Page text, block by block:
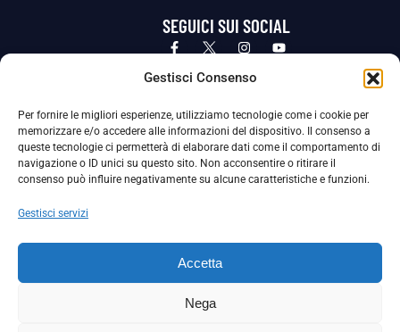
Gestisci Consenso
Per fornire le migliori esperienze, utilizziamo tecnologie come i cookie per
memorizzare e/o accedere alle informazioni del dispositivo. Il consenso a
queste tecnologie ci permetterà di elaborare dati come il comportamento di
navigazione o ID unici su questo sito. Non acconsentire o ritirare il
consenso può influire negativamente su alcune caratteristiche e funzioni.
Gestisci servizi
Accetta
Nega
SEGUICI SUI SOCIAL
Privacy Policy Cookie Policy
La Società ha nominato il Responsabile della Protezione dei Dati Personali (DPO), figura specializzata che vigila sulle modalità
adottate dalla nostra Società per tutelare i Suoi dati personali.
Per contattare il DPO può scrivere a
La Società ha inoltre adottato un proprio Codice Etico, consultabile al seguente link: